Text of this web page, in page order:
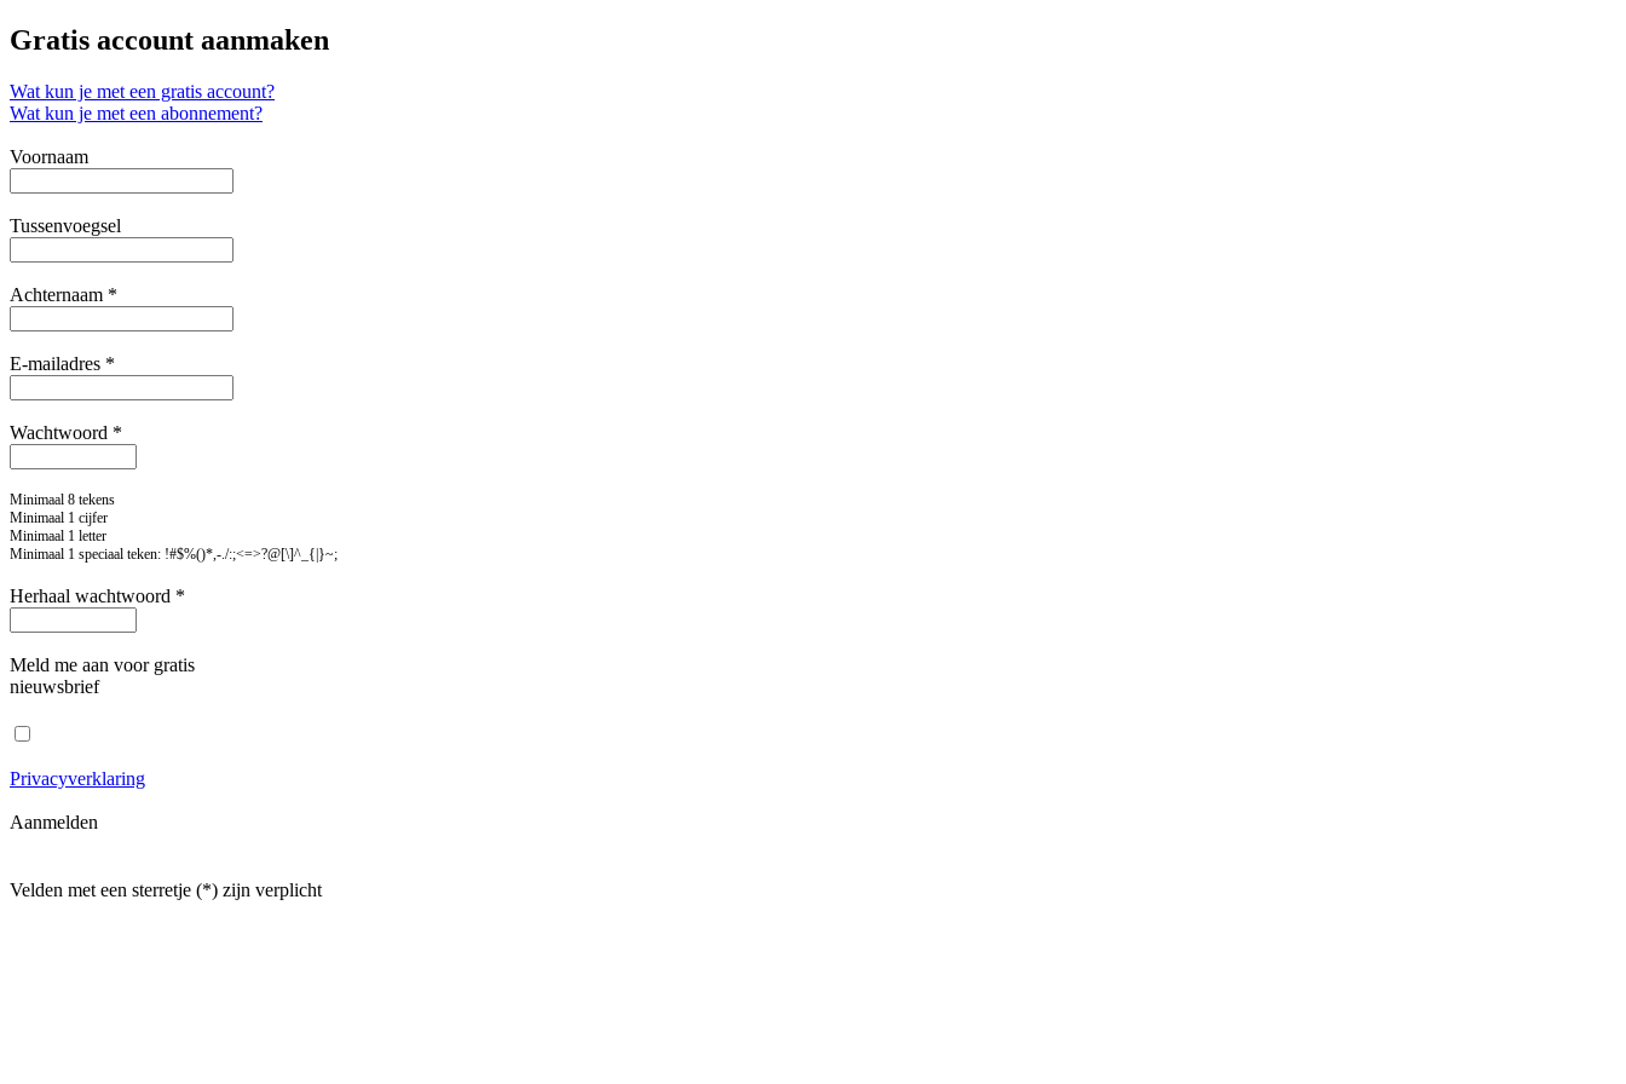
Gratis account aanmaken
Wat kun je met een gratis account?
Wat kun je met een abonnement?
Voornaam
Tussenvoegsel
Achternaam *
E-mailadres *
Wachtwoord *
Minimaal 8 tekens
Minimaal 1 cijfer
Minimaal 1 letter
Minimaal 1 speciaal teken: !#$%()*,-./:;<=>?@[\]^_{|}~;
Herhaal wachtwoord *
Meld me aan voor gratis
nieuwsbrief
Privacyverklaring
Aanmelden
Velden met een sterretje (*) zijn verplicht